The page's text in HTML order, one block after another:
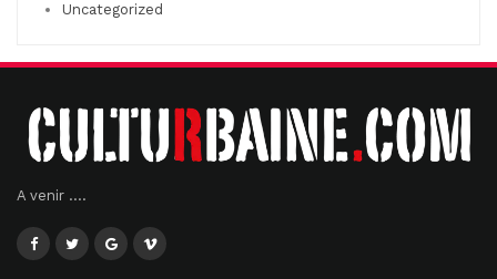
Uncategorized
A venir ....